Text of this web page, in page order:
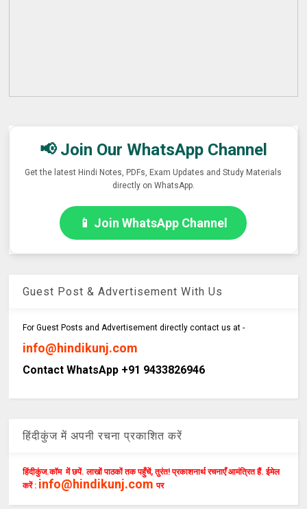
📢 Join Our WhatsApp Channel
Get the latest Hindi Notes, PDFs, Exam Updates and Study Materials
directly on WhatsApp.
📱 Join WhatsApp Channel
Guest Post & Advertisement With Us
For Guest Posts and Advertisement directly contact us at -
info@hindikunj.com
Contact WhatsApp +91 9433826946
हिंदीकुंज में अपनी रचना प्रकाशित करें
हिंदीकुंज.कॉम में छपें. लाखों पाठकों तक पहुँचें, तुरंत! प्रकाशनार्थ रचनाएँ आमंत्रित हैं. ईमेल
करें : info@hindikunj.com पर